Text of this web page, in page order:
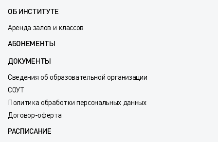
ОБ ИНСТИТУТЕ
Аренда залов и классов
АБОНЕМЕНТЫ
ДОКУМЕНТЫ
Сведения об образовательной организации
СОУТ
Политика обработки персональных данных
Договор-оферта
РАСПИСАНИЕ